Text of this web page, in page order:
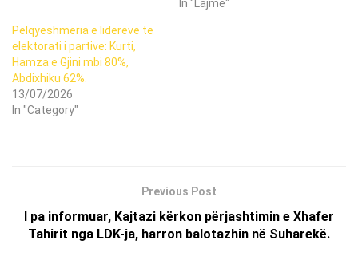
In "Lajme"
Pëlqyeshmëria e liderëve te
elektorati i partive: Kurti,
Hamza e Gjini mbi 80%,
Abdixhiku 62%.
13/07/2026
In "Category"
Previous Post
I pa informuar, Kajtazi kërkon përjashtimin e Xhafer
Tahirit nga LDK-ja, harron balotazhin në Suharekë.